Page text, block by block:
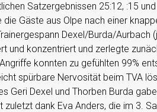
Satzergebnissen 25:12, :15
die Gäste aus Olpe nach einer
Dexel/Burda/Aurbach
und konzentriert und zerlegte
konnten zu gefühlten 99%
spürbare Nervosität beim TVA
Geri Dexel und Thorben Burda
zuletzt dank Eva Anders, die im 3.